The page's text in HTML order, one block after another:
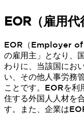
EOR（雇用代
EOR（Employer of
の雇用主」となり、
わりに、当該国にお
い、その他人事労務
ことです。EORを利
住する外国人人材を
す。また、企業は